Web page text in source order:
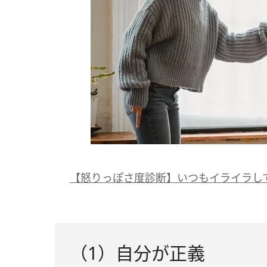
【怒りっぽさ度診断】いつもイライラし
（1）自分が正義